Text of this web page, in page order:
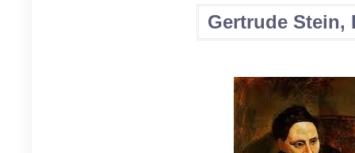
Gertrude Stein,